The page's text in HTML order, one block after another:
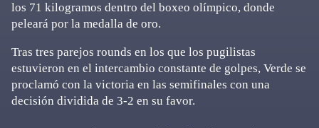
los 71 kilogramos dentro del boxeo olímpico, donde
peleará por la medalla de oro.
Tras tres parejos rounds en los que los pugilistas
estuvieron en el intercambio constante de golpes, Verde se
proclamó con la victoria en las semifinales con una
decisión dividida de 3-2 en su favor.